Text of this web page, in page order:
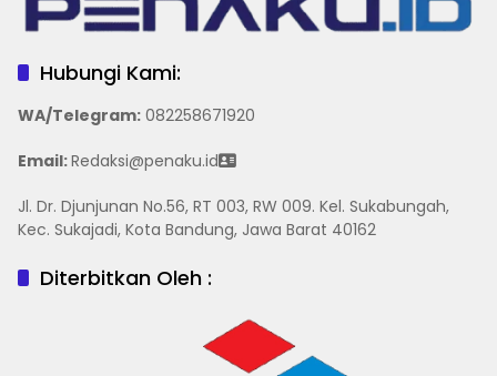
Hubungi Kami:
WA/Telegram: 082258671920
Email:Redaksi@penaku.id
Jl. Dr. Djunjunan No.56, RT 003, RW 009. Kel. Sukabungah,
Kec. Sukajadi, Kota Bandung, Jawa Barat 40162
Diterbitkan Oleh :